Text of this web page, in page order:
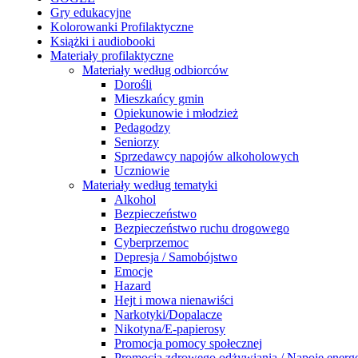
Gry edukacyjne
Kolorowanki Profilaktyczne
Książki i audiobooki
Materiały profilaktyczne
Materiały według odbiorców
Dorośli
Mieszkańcy gmin
Opiekunowie i młodzież
Pedagodzy
Seniorzy
Sprzedawcy napojów alkoholowych
Uczniowie
Materiały według tematyki
Alkohol
Bezpieczeństwo
Bezpieczeństwo ruchu drogowego
Cyberprzemoc
Depresja / Samobójstwo
Emocje
Hazard
Hejt i mowa nienawiści
Narkotyki/Dopalacze
Nikotyna/E-papierosy
Promocja pomocy społecznej